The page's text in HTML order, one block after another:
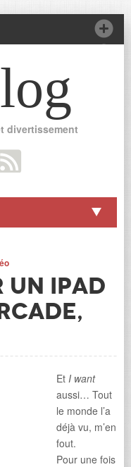
divertissement
iPad
Et I want
aussi… Tout
le monde l’a
déjà vu, m’en
fout.
Pour une fois